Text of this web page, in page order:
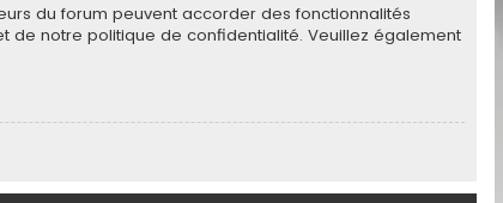
du forum peuvent accorder des fonctionnalités
de notre politique de confidentialité. Veuillez également